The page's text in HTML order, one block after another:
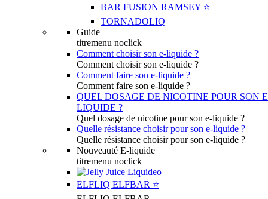
BAR FUSION RAMSEY ⭐️
TORNADOLIQ
Guide
titremenu noclick
Comment choisir son e-liquide ?
Comment choisir son e-liquide ?
Comment faire son e-liquide ?
Comment faire son e-liquide ?
QUEL DOSAGE DE NICOTINE POUR SON
LIQUIDE ?
Quel dosage de nicotine pour son e-liquide ?
Quelle résistance choisir pour son e-liquide ?
Quelle résistance choisir pour son e-liquide ?
Nouveauté E-liquide
titremenu noclick
ELFLIQ ELFBAR ⭐️